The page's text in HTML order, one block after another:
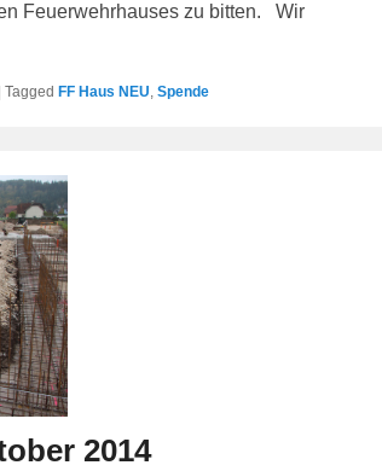
Feuerwehrhauses zu bitten. Wir
Tagged FF Haus NEU, Spende
2014